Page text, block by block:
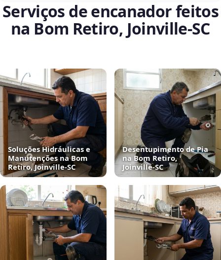
Serviços de encanador feitos
na Bom Retiro, Joinville‑SC
Soluções Hidráulicas e
Manutenções na Bom
Retiro, Joinville‑SC
Desentupimento de Pia
na Bom Retiro,
Joinville‑SC